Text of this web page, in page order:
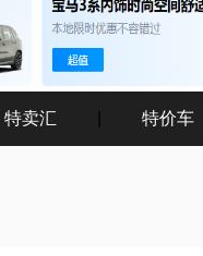
特卖汇 特价车